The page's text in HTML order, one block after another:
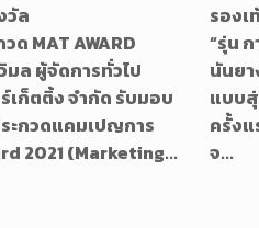
วัล
ด MAT AWARD
ล ผู้จัดการทั่วไป
เก็ตติ้ง จำกัด รับมอบ
ะกวดแคมเปญการ
2021 (Marketing...
รองเ
“รุ่น
นันยา
แบบสุ่
ครั้งแ
จ...